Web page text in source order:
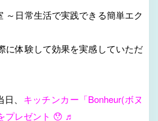
～日常生活で実践できる簡単エク
に体験して効果を実感していただ
、 キッチンカー「Bonheur(ボヌ
プレゼント 😯 ♬